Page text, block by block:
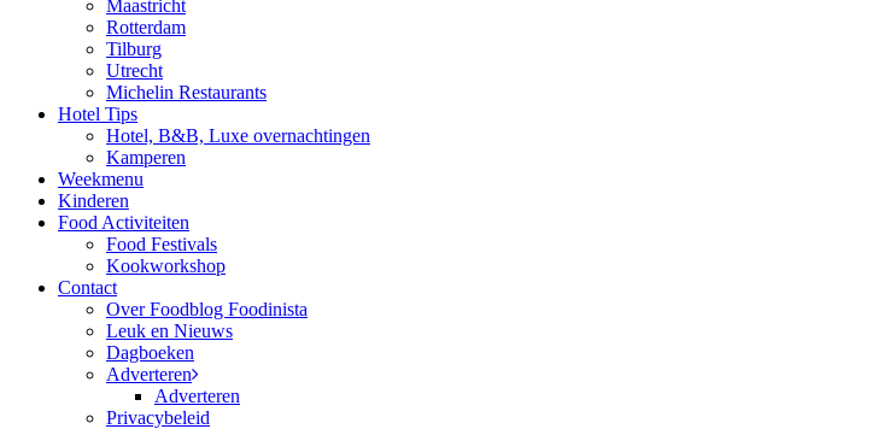
Maastricht
Rotterdam
Tilburg
Utrecht
Michelin Restaurants
Hotel Tips
Hotel, B&B, Luxe overnachtingen
Kamperen
Weekmenu
Kinderen
Food Activiteiten
Food Festivals
Kookworkshop
Contact
Over Foodblog Foodinista
Leuk en Nieuws
Dagboeken
Adverteren
Adverteren
Privacybeleid